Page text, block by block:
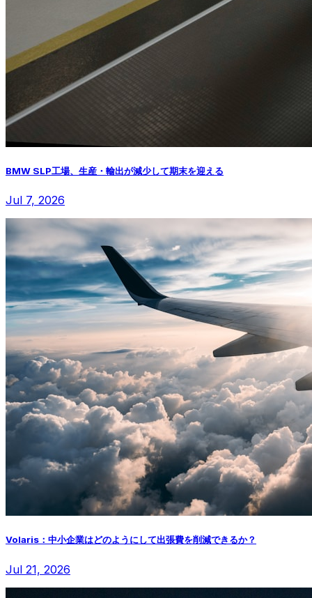
BMW SLP工場、生産・輸出が減少して期末を迎える
Jul 7, 2026
Volaris：中小企業はどのようにして出張費を削減できるか？
Jul 21, 2026